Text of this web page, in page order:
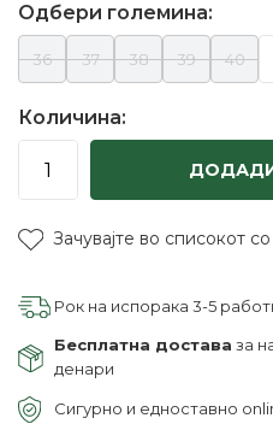
Одбери големина:
36 37 38 39 40
Количина:
Зачувајте во списокот
Рок на испорака 3-5
Бесплатна достава за
денари
Сигурно и едноставно